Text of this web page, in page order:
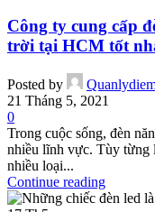
Công ty cung cấp
trời tại HCM tốt
Posted by
21 Tháng 5, 2021
0
Trong cuộc sống, đèn
nhiều lĩnh vực. Tùy từng
nhiều loại...
Continue reading